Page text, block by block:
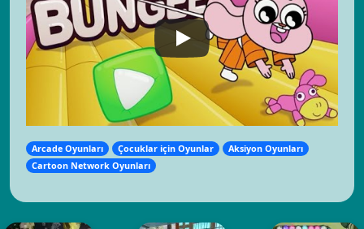
Arcade Oyunları Çocuklar için Oyunlar
Aksiyon Oyunları
Cartoon Network Oyunları